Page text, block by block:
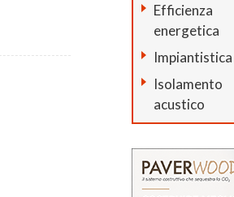
Efficienza
energetica
Impiantistica
Isolamento
acustico